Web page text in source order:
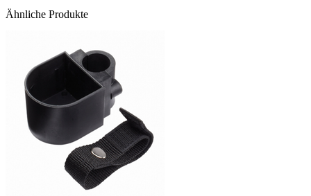
Ähnliche Produkte